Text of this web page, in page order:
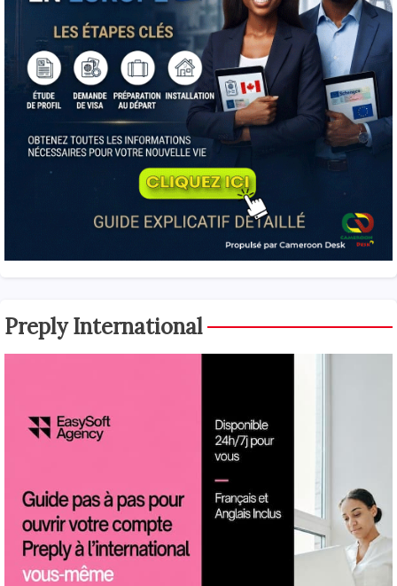
Preply International